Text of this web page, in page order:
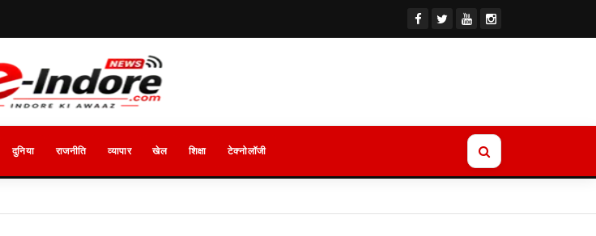
दुनिया राजनीति व्यापार खेल शिक्षा टेक्नोलॉजी